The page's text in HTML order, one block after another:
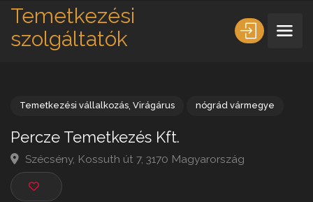
Temetkezési
szolgáltatók
Percze Temetkezés Kft.
Szécsény, Kossuth út 7, 3170 Magyarország